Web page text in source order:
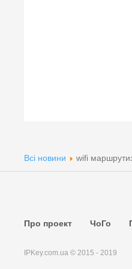
Всі новини wifi
Про проект ЧоГо
IPKey.com.ua © 2015 - 2019